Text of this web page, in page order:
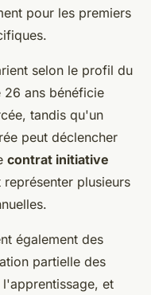
pour les premiers
selon le profil du
26 ans bénéficie
tandis qu'un
peut déclencher
contrat initiative
plusieurs
également des
partielle des
et